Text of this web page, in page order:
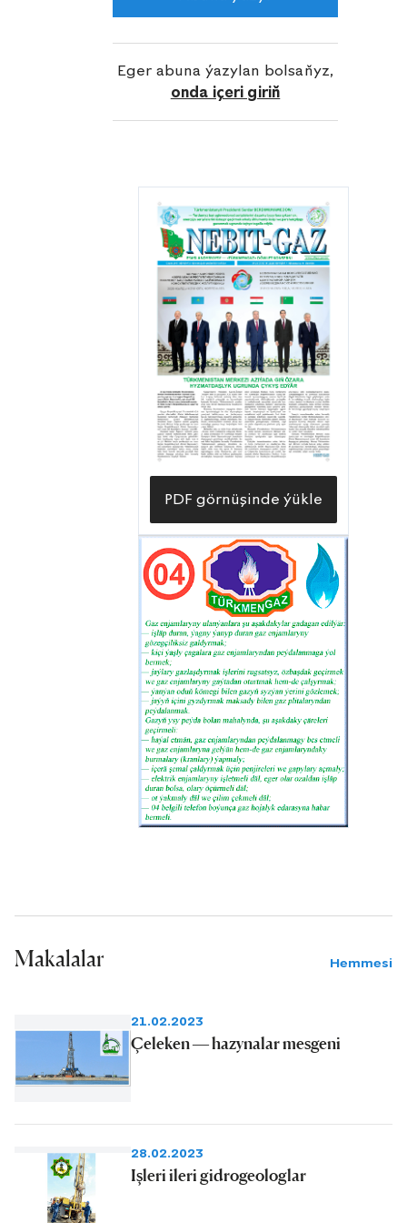
Geldiýew, içeri öý gaz enjamlary
gullugynyň bejeriji slesarlary Gaýgysyz
Kakabaýew, Nurmyrat Motakow we
Şatlyk Saparow dagynyň gündelik alyp
barýan nusgalyk işleriniň netijesinde
netijeler çykarylýar, etrabyň çäginde
bar bolan 1 müň 200 kilometrden
gowrak uzynlykdaky bitewi gaz
ulgamynyň gije-gündiziň dowamynda
saz işlemegi üpjün edilýär.
Bu işler bilen bir hatarda, edaranyň
gazçylary tarapyndan şu ýylyň
başyndan bäri «Türkmengazüpjünçilik»
birleşiginiň Gurluşyk-gurnaýyş
müdirliginiň Daşoguz welaýatyny
gazlaşdyrmak boýunça ülşüniň işçi-
hünärmenleri bilen bilelikde etrabyň
Türkmenistan geňeşliginiň «Kerpiçli»,
Annagylyç Ataýew adyndaky
geňeşligiň bolsa «Bäş atly» obalarynda
täze emele gelen hojalyklary
gazlaşdyrmak maksadynda hem
möhüm işler durmuşa geçirilipdir.
Häzirki döwürde bu ýerlerde etrabyň
gazçylary tarapyndan göwrüminiň
ululygy
Eger abuna ýazylan bolsaňyz,
onda içeri giriň
PDF görnüşinde ýükle
Makalalar Hemmesi
21.02.2023
Çeleken — hazynalar mesgeni
28.02.2023
Işleri ileri gidrogeologlar